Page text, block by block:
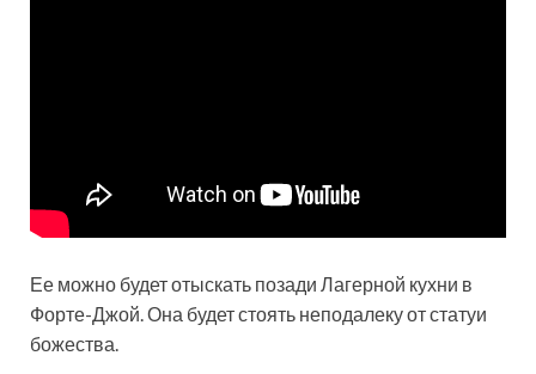
Ее можно будет отыскать позади Лагерной кухни в
Форте-Джой. Она будет стоять неподалеку от статуи
божества.